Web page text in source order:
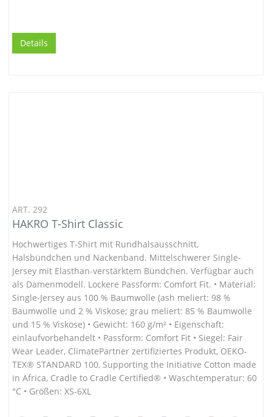
Details
ART. 292
HAKRO T-Shirt Classic
Hochwertiges T-Shirt mit Rundhalsausschnitt,
Halsbündchen und Nackenband. Mittelschwerer Single-
Jersey mit Elasthan-verstärktem Bündchen. Verfügbar auch
als Damenmodell. Lockere Passform: Comfort Fit. • Material:
Single-Jersey aus 100 % Baumwolle (ash meliert: 98 %
Baumwolle und 2 % Viskose; grau meliert: 85 % Baumwolle
und 15 % Viskose) • Gewicht: 160 g/m² • Eigenschaft:
einlaufvorbehandelt • Passform: Comfort Fit • Siegel: Fair
Wear Leader, ClimatePartner zertifiziertes Produkt, OEKO-
TEX® STANDARD 100, Supporting the Initiative Cotton made
in Africa, Cradle to Cradle Certified® • Waschtemperatur: 60
°C • Größen: XS-6XL